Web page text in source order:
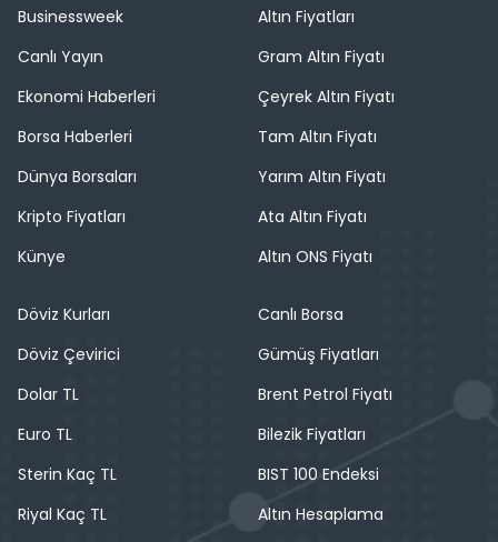
Businessweek
Canlı Yayın
Ekonomi Haberleri
Borsa Haberleri
Dünya Borsaları
Kripto Fiyatları
Künye
Altın Fiyatları
Gram Altın Fiyatı
Çeyrek Altın Fiyatı
Tam Altın Fiyatı
Yarım Altın Fiyatı
Ata Altın Fiyatı
Altın ONS Fiyatı
Döviz Kurları
Döviz Çevirici
Dolar TL
Euro TL
Sterin Kaç TL
Riyal Kaç TL
Canlı Borsa
Gümüş Fiyatları
Brent Petrol Fiyatı
Bilezik Fiyatları
BIST 100 Endeksi
Altın Hesaplama